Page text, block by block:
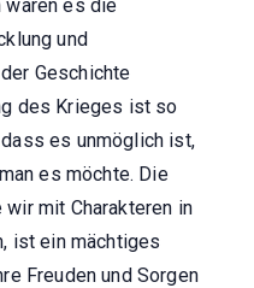
waren es die
und
Geschichte
des Krieges ist so
es unmöglich ist,
es möchte. Die
mit Charakteren in
ist ein mächtiges
Freuden und Sorgen